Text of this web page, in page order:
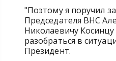
"Поэтому я поручил
Председателя ВНС
Николаевичу
разобраться в
Президент.